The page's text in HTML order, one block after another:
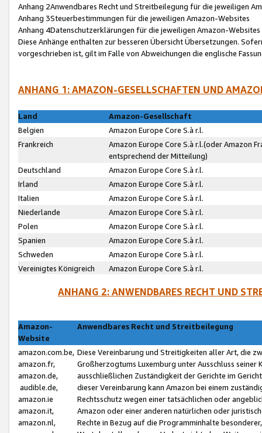
Anhang 2Anwendbares Recht und Streitbeilegung für die jeweiligen
Anhang 3Steuerbestimmungen für die jeweiligen Amazon-Websites
Anhang 4Datenschutzerklärungen für die jeweiligen Amazon-Websites
Diese Anhänge enthalten zur besseren Übersicht Übersetzungen.
vorgeschrieben ist, gilt im Falle von Abweichungen die englische
ANHANG 1: AMAZON-GESELLSCHAFTEN UND
Land
Amazon-Gesellschaft
Belgien
Amazon Europe Core S.à r.l.
Frankreich
Amazon Europe Core S.à r.l.(oder Amazon
entsprechend der Mitteilung)
Deutschland
Amazon Europe Core S.à r.l.
Irland
Amazon Europe Core S.à r.l.
Italien
Amazon Europe Core S.à r.l.
Niederlande
Amazon Europe Core S.à r.l.
Polen
Amazon Europe Core S.à r.l.
Spanien
Amazon Europe Core S.à r.l.
Schweden
Amazon Europe Core S.à r.l.
Vereinigtes Königreich
Amazon Europe Core S.à r.l.
ANHANG 2: ANWENDBARES RECHT UND
Amazon-
Website
Anwendbares Recht und Streitbeilegung
amazon.com.be,
amazon.fr,
amazon.de,
audible.de,
amazon.ie
amazon.it,
amazon.nl,
Diese Vereinbarung und Streitigkeiten aller Art, die
Großherzogtums Luxemburg unter Ausschluss
ausschließlichen Zuständigkeit der Gerichte im
dieser Vereinbarung kann Amazon bei einem
Rechtsschutz wegen einer tatsächlichen oder
Amazon oder einer anderen natürlichen oder
Rechte in Bezug auf die Programminhalte